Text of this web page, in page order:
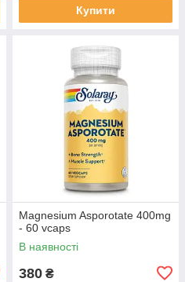
Купити
Magnesium Asporotate 400mg
- 60 vcaps
В наявності
380 ₴